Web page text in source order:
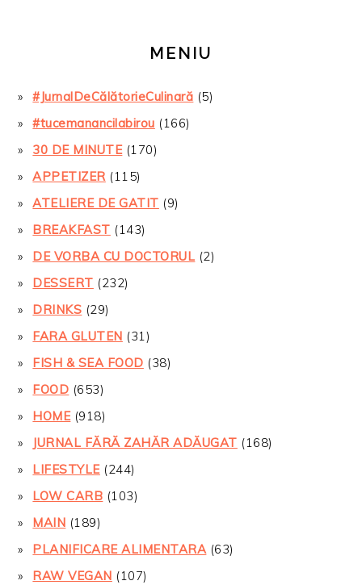
MENIU
#JurnalDeCălătorieCulinară (5)
#tucemanancilabirou (166)
30 DE MINUTE(170)
APPETIZER(115)
ATELIERE DE GATIT (9)
BREAKFAST (143)
DE VORBA CU DOCTORUL (2)
DESSERT (232)
DRINKS (29)
FARA GLUTEN (31)
FISH & SEA FOOD (38)
FOOD (653)
HOME(918)
JURNAL FĂRĂ ZAHĂR ADĂUGAT (168)
LIFESTYLE(244)
LOW CARB (103)
MAIN (189)
PLANIFICARE ALIMENTARA(63)
RAW VEGAN (107)